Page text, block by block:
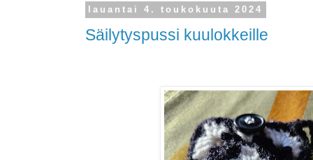
lauantai 4. toukokuuta 2024
Säilytyspussi kuulokkeille